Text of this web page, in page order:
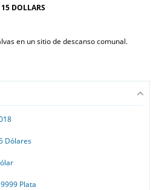
DOLLARS
en un sitio de descanso comunal.
Dólares
Plata